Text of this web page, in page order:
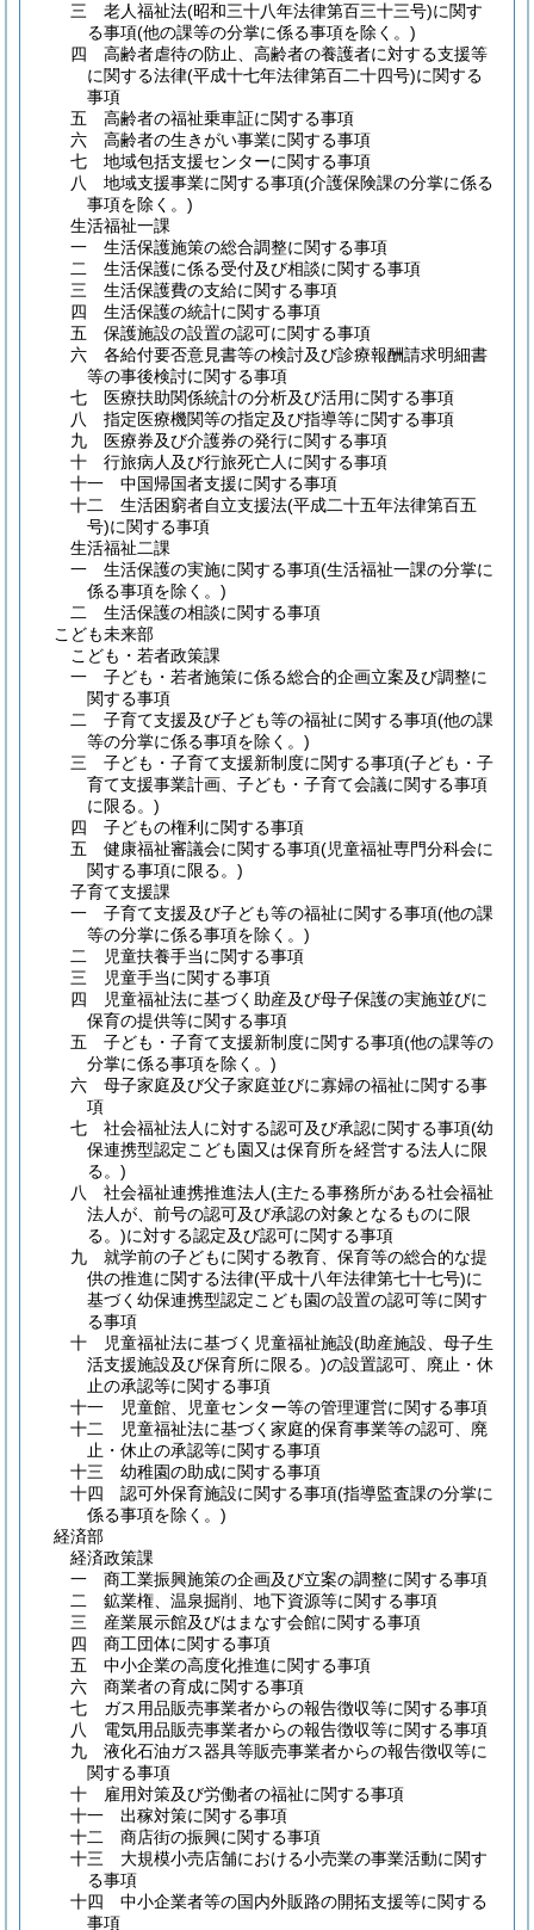
三 老人福祉法(昭和三十八年法律第百三十三号)に関す
る事項(他の課等の分掌に係る事項を除く。)
四 高齢者虐待の防止、高齢者の養護者に対する支援等
に関する法律(平成十七年法律第百二十四号)に関する
事項
五 高齢者の福祉乗車証に関する事項
六 高齢者の生きがい事業に関する事項
七 地域包括支援センターに関する事項
八 地域支援事業に関する事項(介護保険課の分掌に係る
事項を除く。)
生活福祉一課
一 生活保護施策の総合調整に関する事項
二 生活保護に係る受付及び相談に関する事項
三 生活保護費の支給に関する事項
四 生活保護の統計に関する事項
五 保護施設の設置の認可に関する事項
六 各給付要否意見書等の検討及び診療報酬請求明細書
等の事後検討に関する事項
七 医療扶助関係統計の分析及び活用に関する事項
八 指定医療機関等の指定及び指導等に関する事項
九 医療券及び介護券の発行に関する事項
十 行旅病人及び行旅死亡人に関する事項
十一 中国帰国者支援に関する事項
十二 生活困窮者自立支援法(平成二十五年法律第百五
号)に関する事項
生活福祉二課
一 生活保護の実施に関する事項(生活福祉一課の分掌に
係る事項を除く。)
二 生活保護の相談に関する事項
こども未来部
こども・若者政策課
一 子ども・若者施策に係る総合的企画立案及び調整に
関する事項
二 子育て支援及び子ども等の福祉に関する事項(他の課
等の分掌に係る事項を除く。)
三 子ども・子育て支援新制度に関する事項(子ども・子
育て支援事業計画、子ども・子育て会議に関する事項
に限る。)
四 子どもの権利に関する事項
五 健康福祉審議会に関する事項(児童福祉専門分科会に
関する事項に限る。)
子育て支援課
一 子育て支援及び子ども等の福祉に関する事項(他の課
等の分掌に係る事項を除く。)
二 児童扶養手当に関する事項
三 児童手当に関する事項
四 児童福祉法に基づく助産及び母子保護の実施並びに
保育の提供等に関する事項
五 子ども・子育て支援新制度に関する事項(他の課等の
分掌に係る事項を除く。)
六 母子家庭及び父子家庭並びに寡婦の福祉に関する事
項
七 社会福祉法人に対する認可及び承認に関する事項(幼
保連携型認定こども園又は保育所を経営する法人に限
る。)
八 社会福祉連携推進法人(主たる事務所がある社会福祉
法人が、前号の認可及び承認の対象となるものに限
る。)に対する認定及び認可に関する事項
九 就学前の子どもに関する教育、保育等の総合的な提
供の推進に関する法律(平成十八年法律第七十七号)に
基づく幼保連携型認定こども園の設置の認可等に関す
る事項
十 児童福祉法に基づく児童福祉施設(助産施設、母子生
活支援施設及び保育所に限る。)の設置認可、廃止・休
止の承認等に関する事項
十一 児童館、児童センター等の管理運営に関する事項
十二 児童福祉法に基づく家庭的保育事業等の認可、廃
止・休止の承認等に関する事項
十三 幼稚園の助成に関する事項
十四 認可外保育施設に関する事項(指導監査課の分掌に
係る事項を除く。)
経済部
経済政策課
一 商工業振興施策の企画及び立案の調整に関する事項
二 鉱業権、温泉掘削、地下資源等に関する事項
三 産業展示館及びはまなす会館に関する事項
四 商工団体に関する事項
五 中小企業の高度化推進に関する事項
六 商業者の育成に関する事項
七 ガス用品販売事業者からの報告徴収等に関する事項
八 電気用品販売事業者からの報告徴収等に関する事項
九 液化石油ガス器具等販売事業者からの報告徴収等に
関する事項
十 雇用対策及び労働者の福祉に関する事項
十一 出稼対策に関する事項
十二 商店街の振興に関する事項
十三 大規模小売店舗における小売業の事業活動に関す
る事項
十四 中小企業者等の国内外販路の開拓支援等に関する
事項